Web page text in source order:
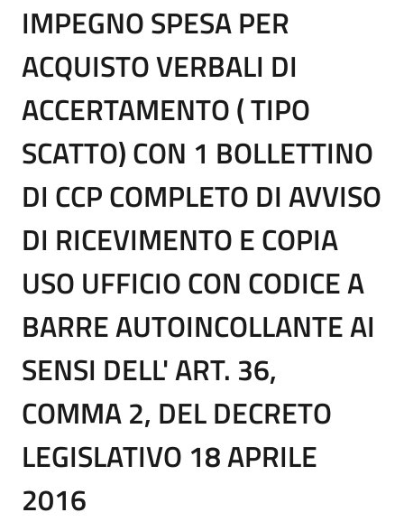
IMPEGNO SPESA PER
ACQUISTO VERBALI DI
ACCERTAMENTO ( TIPO
SCATTO) CON 1 BOLLETTINO
DI CCP COMPLETO DI AVVISO
DI RICEVIMENTO E COPIA
USO UFFICIO CON CODICE A
BARRE AUTOINCOLLANTE AI
SENSI DELL' ART. 36,
COMMA 2, DEL DECRETO
LEGISLATIVO 18 APRILE
2016